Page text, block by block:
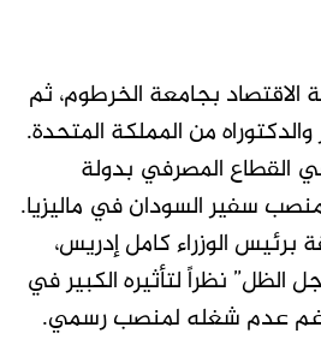
بجامعة الخرطوم، ثم
من المملكة المتحدة.
القطاع المصرفي بدولة
منصب سفير السودان في ماليزيا.
برئيس الوزراء كامل إدريس،
نظراً لتأثيره الكبير في
عدم شغله لمنصب رسمي.